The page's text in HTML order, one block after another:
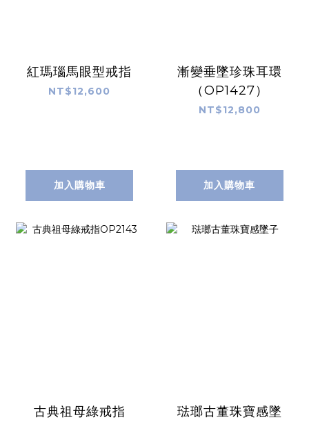
紅瑪瑙馬眼型戒指
NT$12,600
加入購物車
漸變垂墜珍珠耳環
（OP1427）
NT$12,800
加入購物車
古典祖母綠戒指
琺瑯古董珠寶感墜